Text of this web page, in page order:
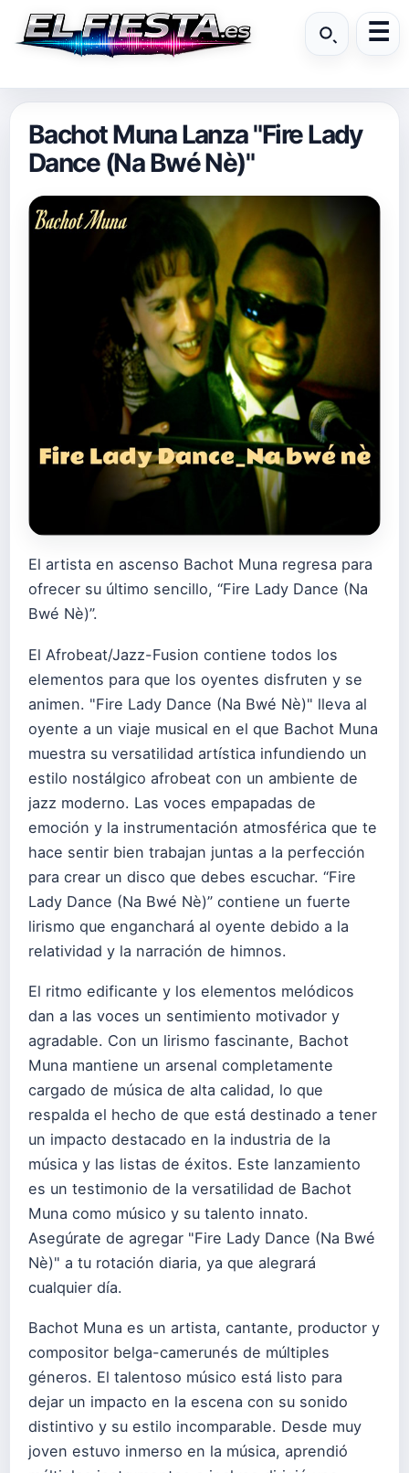
Bachot Muna Lanza "Fire Lady
Dance (Na Bwé Nè)"
El artista en ascenso Bachot Muna regresa para
ofrecer su último sencillo, “Fire Lady Dance (Na
Bwé Nè)”.
El Afrobeat/Jazz-Fusion contiene todos los
elementos para que los oyentes disfruten y se
animen. "Fire Lady Dance (Na Bwé Nè)" lleva al
oyente a un viaje musical en el que Bachot Muna
muestra su versatilidad artística infundiendo un
estilo nostálgico afrobeat con un ambiente de
jazz moderno. Las voces empapadas de
emoción y la instrumentación atmosférica que te
hace sentir bien trabajan juntas a la perfección
para crear un disco que debes escuchar. “Fire
Lady Dance (Na Bwé Nè)” contiene un fuerte
lirismo que enganchará al oyente debido a la
relatividad y la narración de himnos.
El ritmo edificante y los elementos melódicos
dan a las voces un sentimiento motivador y
agradable. Con un lirismo fascinante, Bachot
Muna mantiene un arsenal completamente
cargado de música de alta calidad, lo que
respalda el hecho de que está destinado a tener
un impacto destacado en la industria de la
música y las listas de éxitos. Este lanzamiento
es un testimonio de la versatilidad de Bachot
Muna como músico y su talento innato.
Asegúrate de agregar "Fire Lady Dance (Na Bwé
Nè)" a tu rotación diaria, ya que alegrará
cualquier día.
Bachot Muna es un artista, cantante, productor y
compositor belga-camerunés de múltiples
géneros. El talentoso músico está listo para
dejar un impacto en la escena con su sonido
distintivo y su estilo incomparable. Desde muy
joven estuvo inmerso en la música, aprendió